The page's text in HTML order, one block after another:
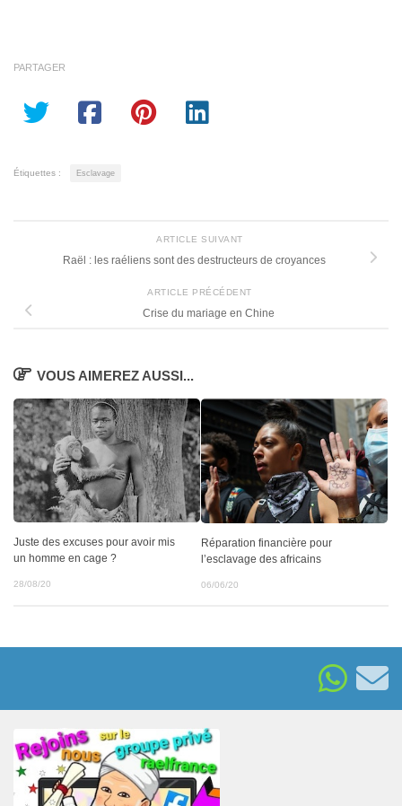
PARTAGER
Étiquettes : Esclavage
ARTICLE SUIVANT
Raël : les raéliens sont des destructeurs de croyances
ARTICLE PRÉCÉDENT
Crise du mariage en Chine
VOUS AIMEREZ AUSSI...
Juste des excuses pour avoir mis
un homme en cage ?
28/08/20
Réparation financière pour
l’esclavage des africains
06/06/20